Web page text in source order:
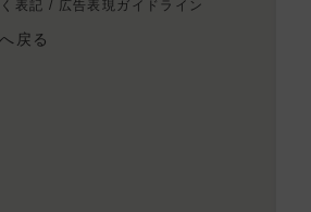
表記 / 広告表現ガイドライン
戻る